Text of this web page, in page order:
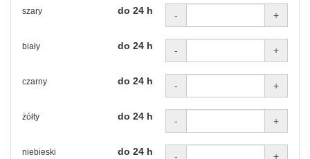
szary do 24 h - +
biały do 24 h - +
czarny do 24 h - +
żółty do 24 h - +
niebieski do 24 h - +